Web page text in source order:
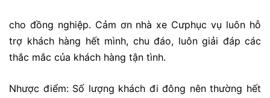
cho đồng nghiệp. Cảm ơn nhà xe Cưphục vụ luôn hỗ
trợ khách hàng hết mình, chu đáo, luôn giải đáp các
thắc mắc của khách hàng tận tình.
Nhược điểm: Số lượng khách đi đông nên thường hết